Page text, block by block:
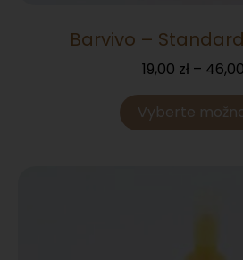
Barvivo –
19,00 zł – 46,00
Vyberte